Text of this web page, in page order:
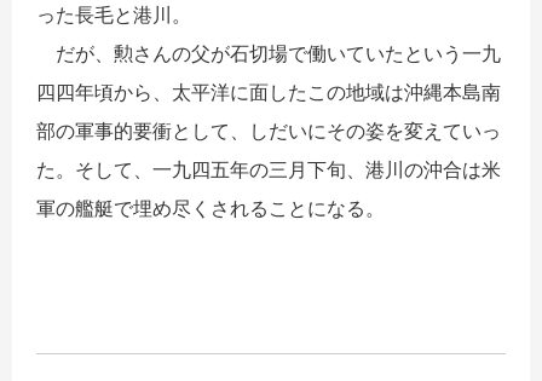
った長毛と港川。
だが、勲さんの父が石切場で働いていたという一九
四四年頃から、太平洋に面したこの地域は沖縄本島南
部の軍事的要衝として、しだいにその姿を変えていっ
た。そして、一九四五年の三月下旬、港川の沖合は米
軍の艦艇で埋め尽くされることになる。